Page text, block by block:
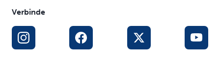
Verbinde